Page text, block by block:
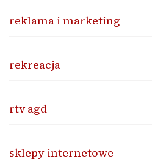
reklama i marketing
rekreacja
rtv agd
sklepy internetowe